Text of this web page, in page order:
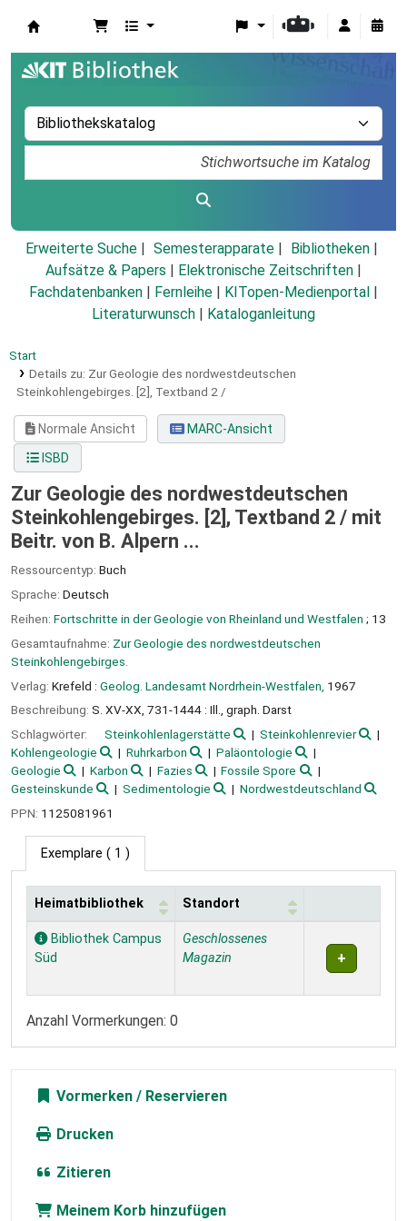
Erweiterte Suche Semesterapparate
Bibliotheken
Aufsätze & Papers
Elektronische Zeitschriften
Fachdatenbanken
Fernleihe KITopen-Medienportal
Literaturwunsch
Kataloganleitung
Start
Details zu: Zur Geologie des nordwestdeutschen
Steinkohlengebirges. [2], Textband 2 /
Normale Ansicht
MARC-Ansicht
ISBD
Zur Geologie des nordwestdeutschen
Steinkohlengebirges. [2], Textband 2 / mit
Beitr. von B. Alpern ...
Ressourcentyp: Buch
Sprache: Deutsch
Reihen: Fortschritte in der Geologie von Rheinland und Westfalen ; 13
Gesamtaufnahme: Zur Geologie des nordwestdeutschen
Steinkohlengebirges.
Verlag: Krefeld : Geolog. Landesamt Nordrhein-Westfalen, 1967
Beschreibung: S. XV-XX, 731-1444 : Ill., graph. Darst
Schlagwörter:
Steinkohlenlagerstätte
Steinkohlenrevier
Kohlengeologie
Ruhrkarbon
Paläontologie
Geologie
Karbon Fazies
Fossile Spore
Gesteinskunde
Sedimentologie
Nordwestdeutschland
PPN: 1125081961
Exemplare ( 1 )
Exemplare
Heimatbibliothek Standort
Bibliothek Campus
Süd
Geschlossenes
Magazin
Anzahl Vormerkungen: 0
Vormerken
Drucken
Zitieren
Meinem Korb hinzufügen